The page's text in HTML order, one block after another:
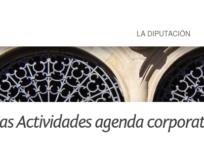
LA DIPUTACIÓN
Actividades agenda